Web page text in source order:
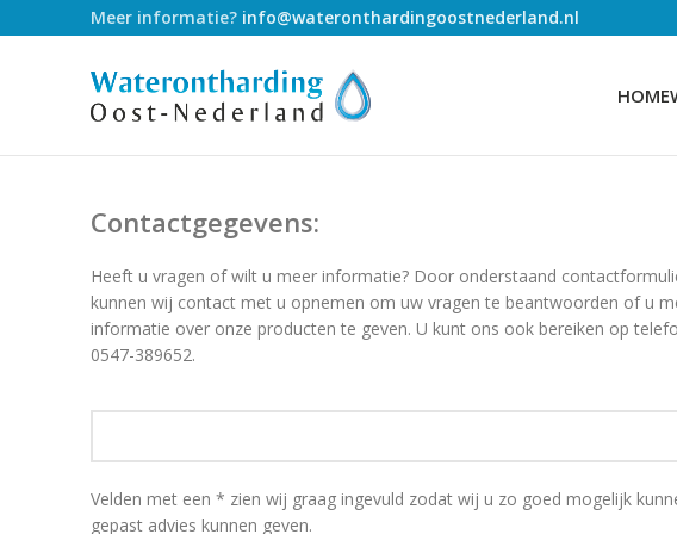
Meer informatie? info@wateronthardingoostnederland.nl
HOME
Contactgegevens:
Heeft u vragen of wilt u meer informatie? Door onderstaand
kunnen wij contact met u opnemen om uw vragen te beantwoorden of u
informatie over onze producten te geven. U kunt ons ook bereiken op
0547-389652.
Velden met een * zien wij graag ingevuld zodat wij u zo goed mogelijk
gepast advies kunnen geven.